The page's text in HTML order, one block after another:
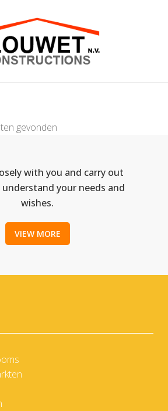
gevonden
with you and carry out
your needs and
wishes.
VIEW MORE